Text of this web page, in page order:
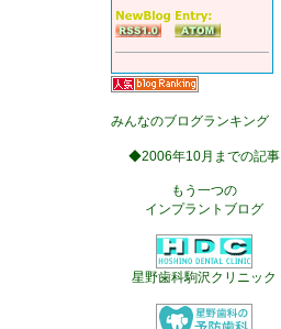
みんなのブログランキング
◆2006年10月までの記事
もう一つの
インプラントブログ
星野歯科駒沢クリニック